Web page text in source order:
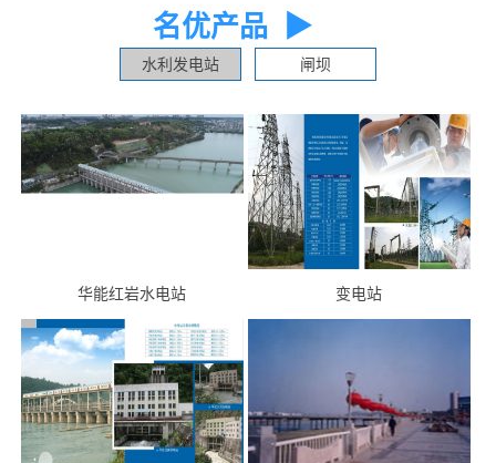
名优产品 ▶
水利发电站 闸坝
华能红岩水电站 变电站